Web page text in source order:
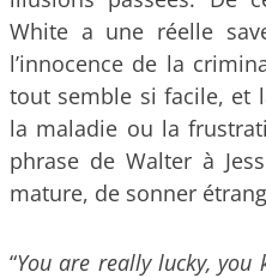
White a une réelle
l’innocence de la
tout semble si facile, et
la maladie ou la
phrase de Walter à
mature, de sonner
“You are really lucky, you